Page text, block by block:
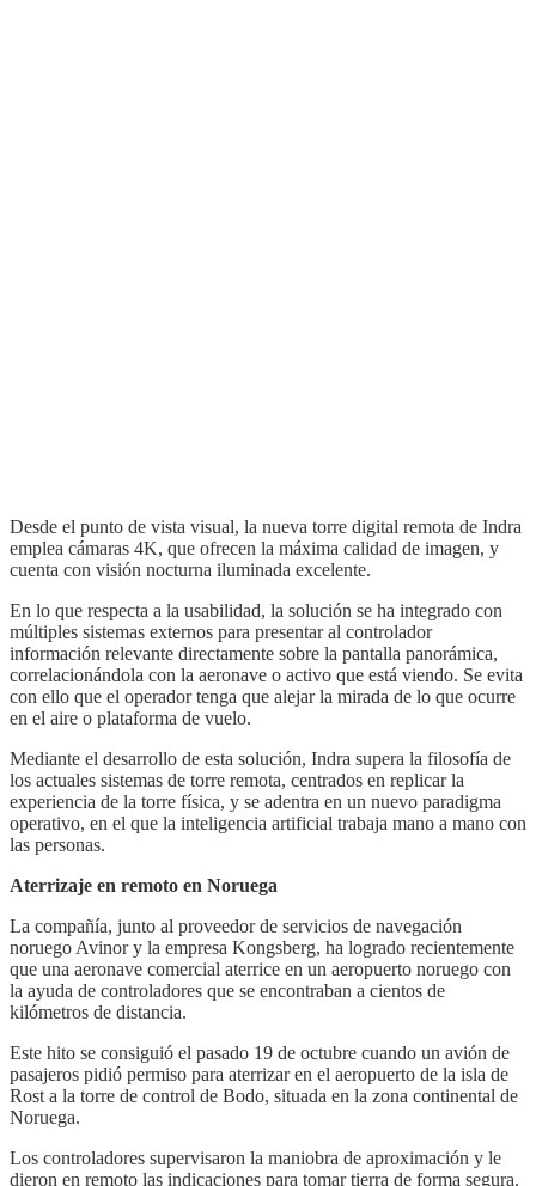
Desde el punto de vista visual, la nueva torre digital remota de Indra
emplea cámaras 4K, que ofrecen la máxima calidad de imagen, y
cuenta con visión nocturna iluminada excelente.
En lo que respecta a la usabilidad, la solución se ha integrado con
múltiples sistemas externos para presentar al controlador
información relevante directamente sobre la pantalla panorámica,
correlacionándola con la aeronave o activo que está viendo. Se evita
con ello que el operador tenga que alejar la mirada de lo que ocurre
en el aire o plataforma de vuelo.
Mediante el desarrollo de esta solución, Indra supera la filosofía de
los actuales sistemas de torre remota, centrados en replicar la
experiencia de la torre física, y se adentra en un nuevo paradigma
operativo, en el que la inteligencia artificial trabaja mano a mano con
las personas.
Aterrizaje en remoto en Noruega
La compañía, junto al proveedor de servicios de navegación
noruego Avinor y la empresa Kongsberg, ha logrado recientemente
que una aeronave comercial aterrice en un aeropuerto noruego con
la ayuda de controladores que se encontraban a cientos de
kilómetros de distancia.
Este hito se consiguió el pasado 19 de octubre cuando un avión de
pasajeros pidió permiso para aterrizar en el aeropuerto de la isla de
Rost a la torre de control de Bodo, situada en la zona continental de
Noruega.
Los controladores supervisaron la maniobra de aproximación y le
dieron en remoto las indicaciones para tomar tierra de forma segura.